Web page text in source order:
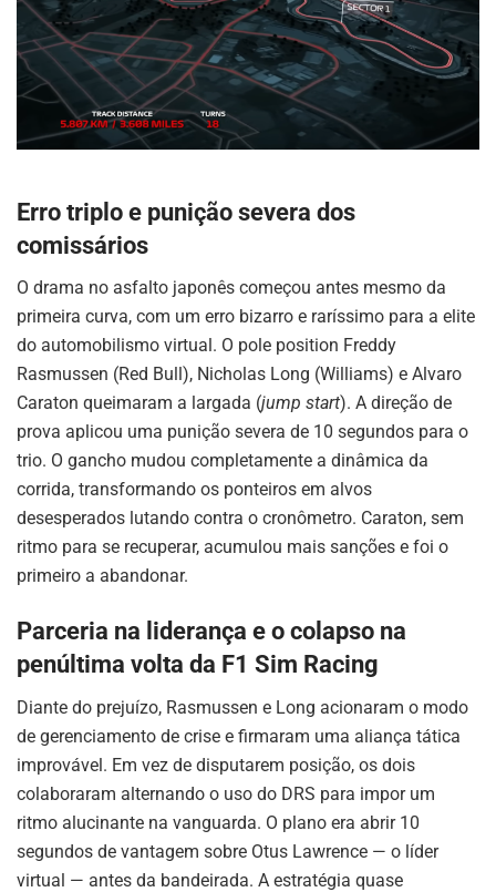
Erro triplo e punição severa dos
comissários
O drama no asfalto japonês começou antes mesmo da
primeira curva, com um erro bizarro e raríssimo para a elite
do automobilismo virtual. O pole position Freddy
Rasmussen (Red Bull), Nicholas Long (Williams) e Alvaro
Caraton queimaram a largada (jump start). A direção de
prova aplicou uma punição severa de 10 segundos para o
trio. O gancho mudou completamente a dinâmica da
corrida, transformando os ponteiros em alvos
desesperados lutando contra o cronômetro. Caraton, sem
ritmo para se recuperar, acumulou mais sanções e foi o
primeiro a abandonar.
Parceria na liderança e o colapso na
penúltima volta da F1 Sim Racing
Diante do prejuízo, Rasmussen e Long acionaram o modo
de gerenciamento de crise e firmaram uma aliança tática
improvável. Em vez de disputarem posição, os dois
colaboraram alternando o uso do DRS para impor um
ritmo alucinante na vanguarda. O plano era abrir 10
segundos de vantagem sobre Otus Lawrence — o líder
virtual — antes da bandeirada. A estratégia quase